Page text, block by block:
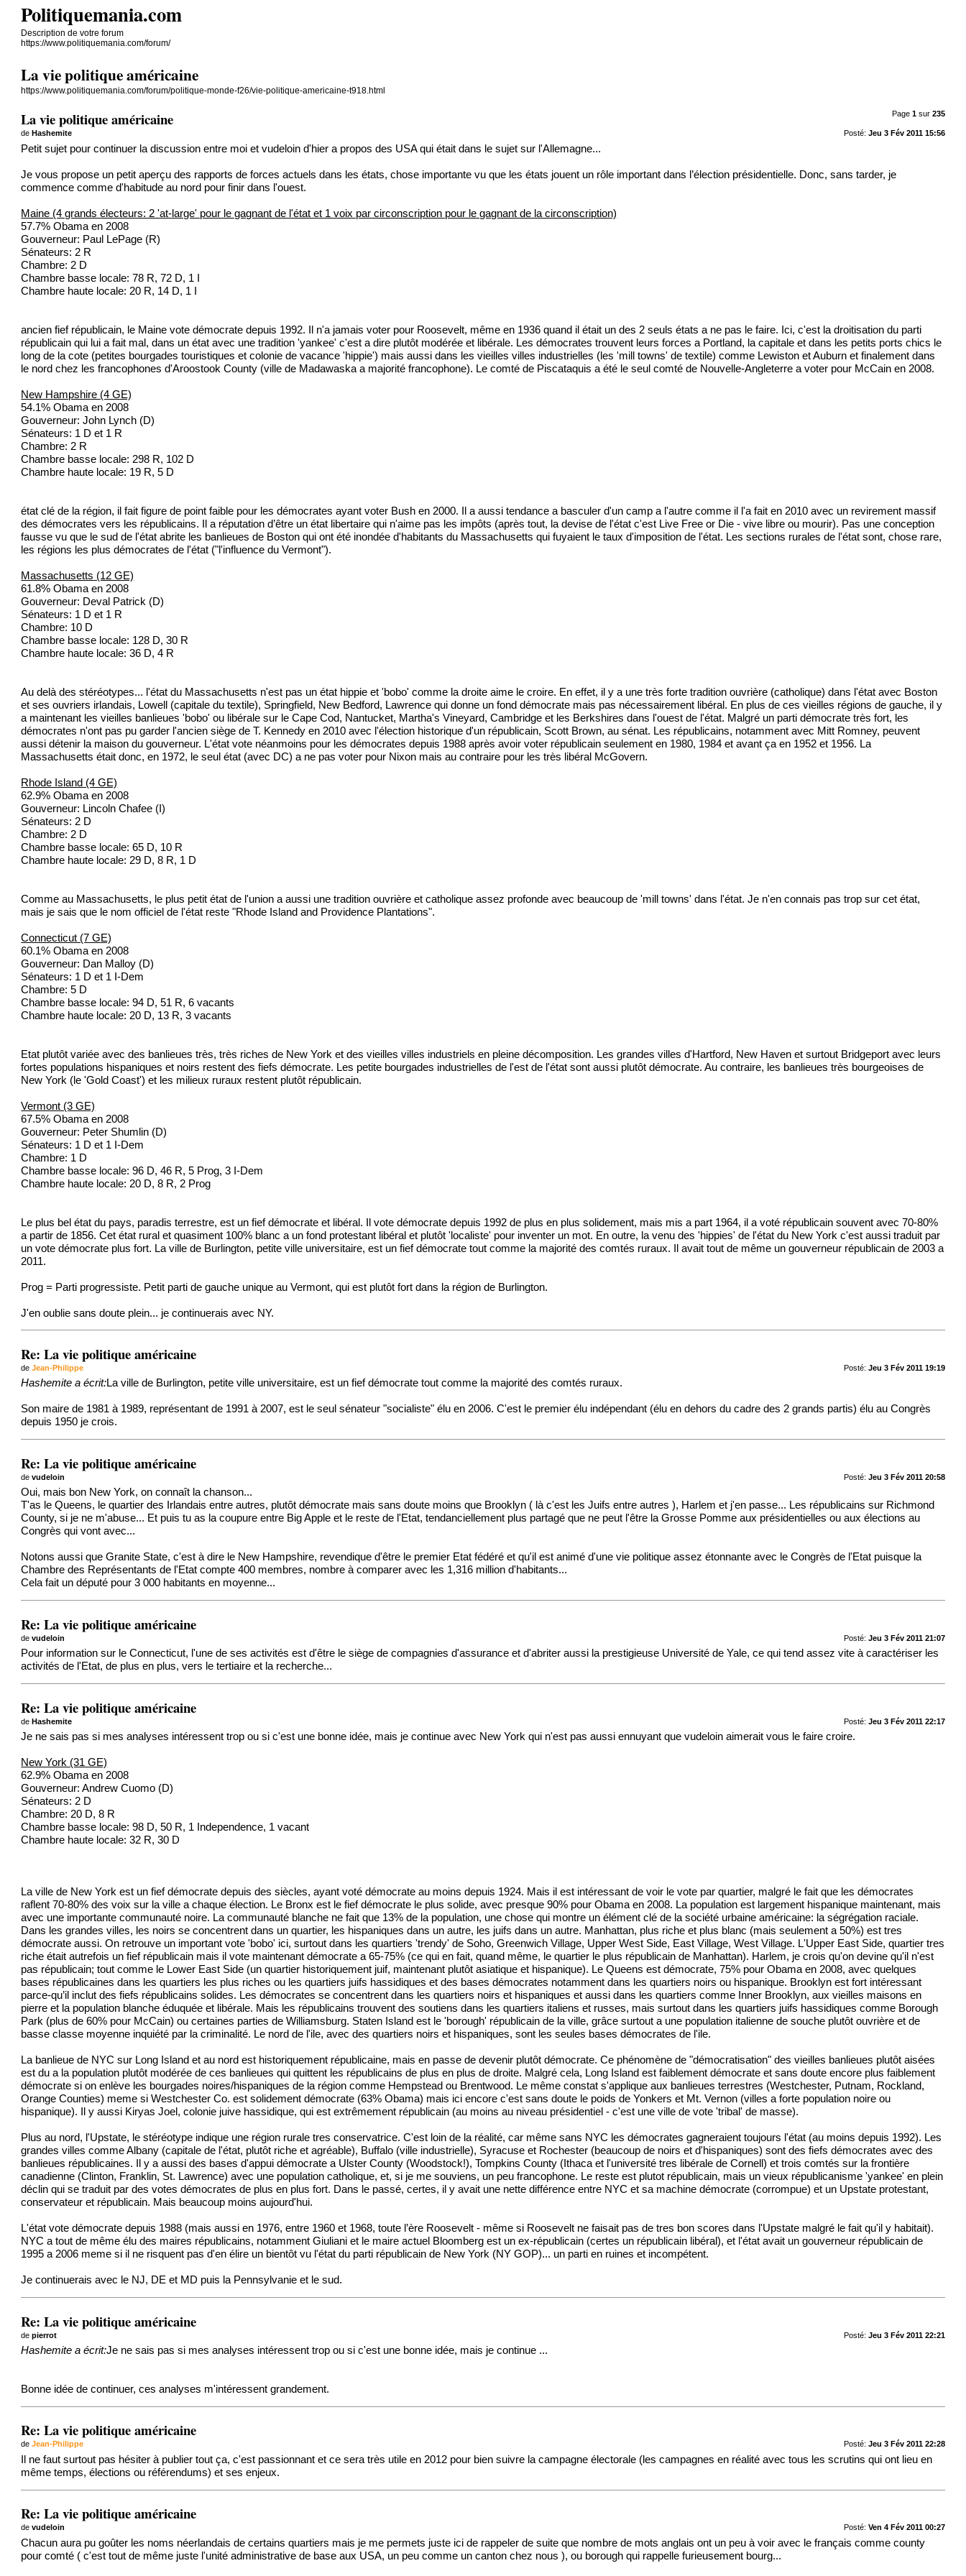
Politiquemania.com
Description de votre forum
https://www.politiquemania.com/forum/
La vie politique américaine
https://www.politiquemania.com/forum/politique-monde-f26/vie-politique-americaine-t918.html
Page 1sur 235
La vie politique américaine
Posté: Jeu 3 Fév 2011 15:56
deHashemite
Petit sujet pour continuer la discussion entre moi et vudeloin d'hier a propos des USA qui était dans le sujet sur l'Allemagne...
Je vous propose un petit aperçu des rapports de forces actuels dans les états, chose importante vu que les états jouent un rôle important dans l’élection présidentielle. Donc, sans tarder, je
commence comme d'habitude au nord pour finir dans l'ouest.
Maine (4 grands électeurs: 2 'at-large' pour le gagnant de l'état et 1 voix par circonscription pour le gagnant de la circonscription)
57.7% Obama en 2008
Gouverneur: Paul LePage (R)
Sénateurs: 2 R
Chambre: 2 D
Chambre basse locale: 78 R, 72 D, 1 I
Chambre haute locale: 20 R, 14 D, 1 I
ancien fief républicain, le Maine vote démocrate depuis 1992. Il n'a jamais voter pour Roosevelt, même en 1936 quand il était un des 2 seuls états a ne pas le faire. Ici, c'est la droitisation du parti
républicain qui lui a fait mal, dans un état avec une tradition 'yankee' c'est a dire plutôt modérée et libérale. Les démocrates trouvent leurs forces a Portland, la capitale et dans les petits ports chics le
long de la cote (petites bourgades touristiques et colonie de vacance 'hippie') mais aussi dans les vieilles villes industrielles (les 'mill towns' de textile) comme Lewiston et Auburn et finalement dans
le nord chez les francophones d'Aroostook County (ville de Madawaska a majorité francophone). Le comté de Piscataquis a été le seul comté de Nouvelle-Angleterre a voter pour McCain en 2008.
New Hampshire (4 GE)
54.1% Obama en 2008
Gouverneur: John Lynch (D)
Sénateurs: 1 D et 1 R
Chambre: 2 R
Chambre basse locale: 298 R, 102 D
Chambre haute locale: 19 R, 5 D
état clé de la région, il fait figure de point faible pour les démocrates ayant voter Bush en 2000. Il a aussi tendance a basculer d'un camp a l'autre comme il l'a fait en 2010 avec un revirement massif
des démocrates vers les républicains. Il a réputation d’être un état libertaire qui n'aime pas les impôts (après tout, la devise de l'état c'est Live Free or Die - vive libre ou mourir). Pas une conception
fausse vu que le sud de l'état abrite les banlieues de Boston qui ont été inondée d'habitants du Massachusetts qui fuyaient le taux d'imposition de l'état. Les sections rurales de l'état sont, chose rare,
les régions les plus démocrates de l'état ("l'influence du Vermont").
Massachusetts (12 GE)
61.8% Obama en 2008
Gouverneur: Deval Patrick (D)
Sénateurs: 1 D et 1 R
Chambre: 10 D
Chambre basse locale: 128 D, 30 R
Chambre haute locale: 36 D, 4 R
Au delà des stéréotypes... l'état du Massachusetts n'est pas un état hippie et 'bobo' comme la droite aime le croire. En effet, il y a une très forte tradition ouvrière (catholique) dans l'état avec Boston
et ses ouvriers irlandais, Lowell (capitale du textile), Springfield, New Bedford, Lawrence qui donne un fond démocrate mais pas nécessairement libéral. En plus de ces vieilles régions de gauche, il y
a maintenant les vieilles banlieues 'bobo' ou libérale sur le Cape Cod, Nantucket, Martha's Vineyard, Cambridge et les Berkshires dans l'ouest de l'état. Malgré un parti démocrate très fort, les
démocrates n'ont pas pu garder l'ancien siège de T. Kennedy en 2010 avec l'élection historique d'un républicain, Scott Brown, au sénat. Les républicains, notamment avec Mitt Romney, peuvent
aussi détenir la maison du gouverneur. L'état vote néanmoins pour les démocrates depuis 1988 après avoir voter républicain seulement en 1980, 1984 et avant ça en 1952 et 1956. La
Massachusetts était donc, en 1972, le seul état (avec DC) a ne pas voter pour Nixon mais au contraire pour les très libéral McGovern.
Rhode Island (4 GE)
62.9% Obama en 2008
Gouverneur: Lincoln Chafee (I)
Sénateurs: 2 D
Chambre: 2 D
Chambre basse locale: 65 D, 10 R
Chambre haute locale: 29 D, 8 R, 1 D
Comme au Massachusetts, le plus petit état de l'union a aussi une tradition ouvrière et catholique assez profonde avec beaucoup de 'mill towns' dans l'état. Je n'en connais pas trop sur cet état,
mais je sais que le nom officiel de l'état reste "Rhode Island and Providence Plantations".
Connecticut (7 GE)
60.1% Obama en 2008
Gouverneur: Dan Malloy (D)
Sénateurs: 1 D et 1 I-Dem
Chambre: 5 D
Chambre basse locale: 94 D, 51 R, 6 vacants
Chambre haute locale: 20 D, 13 R, 3 vacants
Etat plutôt variée avec des banlieues très, très riches de New York et des vieilles villes industriels en pleine décomposition. Les grandes villes d'Hartford, New Haven et surtout Bridgeport avec leurs
fortes populations hispaniques et noirs restent des fiefs démocrate. Les petite bourgades industrielles de l'est de l'état sont aussi plutôt démocrate. Au contraire, les banlieues très bourgeoises de
New York (le 'Gold Coast') et les milieux ruraux restent plutôt républicain.
Vermont (3 GE)
67.5% Obama en 2008
Gouverneur: Peter Shumlin (D)
Sénateurs: 1 D et 1 I-Dem
Chambre: 1 D
Chambre basse locale: 96 D, 46 R, 5 Prog, 3 I-Dem
Chambre haute locale: 20 D, 8 R, 2 Prog
Le plus bel état du pays, paradis terrestre, est un fief démocrate et libéral. Il vote démocrate depuis 1992 de plus en plus solidement, mais mis a part 1964, il a voté républicain souvent avec 70-80%
a partir de 1856. Cet état rural et quasiment 100% blanc a un fond protestant libéral et plutôt 'localiste' pour inventer un mot. En outre, la venu des 'hippies' de l'état du New York c'est aussi traduit par
un vote démocrate plus fort. La ville de Burlington, petite ville universitaire, est un fief démocrate tout comme la majorité des comtés ruraux. Il avait tout de même un gouverneur républicain de 2003 a
2011.
Prog = Parti progressiste. Petit parti de gauche unique au Vermont, qui est plutôt fort dans la région de Burlington.
J'en oublie sans doute plein... je continuerais avec NY.
Re: La vie politique américaine
Posté: Jeu 3 Fév 2011 19:19
deJean-Philippe
Hashemite a écrit:La ville de Burlington, petite ville universitaire, est un fief démocrate tout comme la majorité des comtés ruraux.
Son maire de 1981 à 1989, représentant de 1991 à 2007, est le seul sénateur "socialiste" élu en 2006. C'est le premier élu indépendant (élu en dehors du cadre des 2 grands partis) élu au Congrès
depuis 1950 je crois.
Re: La vie politique américaine
Posté: Jeu 3 Fév 2011 20:58
devudeloin
Oui, mais bon New York, on connaît la chanson...
T'as le Queens, le quartier des Irlandais entre autres, plutôt démocrate mais sans doute moins que Brooklyn ( là c'est les Juifs entre autres ), Harlem et j'en passe... Les républicains sur Richmond
County, si je ne m'abuse... Et puis tu as la coupure entre Big Apple et le reste de l'Etat, tendanciellement plus partagé que ne peut l'être la Grosse Pomme aux présidentielles ou aux élections au
Congrès qui vont avec...
Notons aussi que Granite State, c'est à dire le New Hampshire, revendique d'être le premier Etat fédéré et qu'il est animé d'une vie politique assez étonnante avec le Congrès de l'Etat puisque la
Chambre des Représentants de l'Etat compte 400 membres, nombre à comparer avec les 1,316 million d'habitants...
Cela fait un député pour 3 000 habitants en moyenne...
Re: La vie politique américaine
Posté: Jeu 3 Fév 2011 21:07
devudeloin
Pour information sur le Connecticut, l'une de ses activités est d'être le siège de compagnies d'assurance et d'abriter aussi la prestigieuse Université de Yale, ce qui tend assez vite à caractériser les
activités de l'Etat, de plus en plus, vers le tertiaire et la recherche...
Re: La vie politique américaine
Posté: Jeu 3 Fév 2011 22:17
deHashemite
Je ne sais pas si mes analyses intéressent trop ou si c'est une bonne idée, mais je continue avec New York qui n'est pas aussi ennuyant que vudeloin aimerait vous le faire croire.
New York (31 GE)
62.9% Obama en 2008
Gouverneur: Andrew Cuomo (D)
Sénateurs: 2 D
Chambre: 20 D, 8 R
Chambre basse locale: 98 D, 50 R, 1 Independence, 1 vacant
Chambre haute locale: 32 R, 30 D
La ville de New York est un fief démocrate depuis des siècles, ayant voté démocrate au moins depuis 1924. Mais il est intéressant de voir le vote par quartier, malgré le fait que les démocrates
raflent 70-80% des voix sur la ville a chaque élection. Le Bronx est le fief démocrate le plus solide, avec presque 90% pour Obama en 2008. La population est largement hispanique maintenant, mais
avec une importante communauté noire. La communauté blanche ne fait que 13% de la population, une chose qui montre un élément clé de la société urbaine américaine: la ségrégation raciale.
Dans les grandes villes, les noirs se concentrent dans un quartier, les hispaniques dans un autre, les juifs dans un autre. Manhattan, plus riche et plus blanc (mais seulement a 50%) est tres
démocrate aussi. On retrouve un important vote 'bobo' ici, surtout dans les quartiers 'trendy' de Soho, Greenwich Village, Upper West Side, East Village, West Village. L'Upper East Side, quartier tres
riche était autrefois un fief républicain mais il vote maintenant démocrate a 65-75% (ce qui en fait, quand même, le quartier le plus républicain de Manhattan). Harlem, je crois qu'on devine qu'il n'est
pas républicain; tout comme le Lower East Side (un quartier historiquement juif, maintenant plutôt asiatique et hispanique). Le Queens est démocrate, 75% pour Obama en 2008, avec quelques
bases républicaines dans les quartiers les plus riches ou les quartiers juifs hassidiques et des bases démocrates notamment dans les quartiers noirs ou hispanique. Brooklyn est fort intéressant
parce-qu’il inclut des fiefs républicains solides. Les démocrates se concentrent dans les quartiers noirs et hispaniques et aussi dans les quartiers comme Inner Brooklyn, aux vieilles maisons en
pierre et la population blanche éduquée et libérale. Mais les républicains trouvent des soutiens dans les quartiers italiens et russes, mais surtout dans les quartiers juifs hassidiques comme Borough
Park (plus de 60% pour McCain) ou certaines parties de Williamsburg. Staten Island est le 'borough' républicain de la ville, grâce surtout a une population italienne de souche plutôt ouvrière et de
basse classe moyenne inquiété par la criminalité. Le nord de l'ile, avec des quartiers noirs et hispaniques, sont les seules bases démocrates de l'ile.
La banlieue de NYC sur Long Island et au nord est historiquement républicaine, mais en passe de devenir plutôt démocrate. Ce phénomène de "démocratisation" des vieilles banlieues plutôt aisées
est du a la population plutôt modérée de ces banlieues qui quittent les républicains de plus en plus de droite. Malgré cela, Long Island est faiblement démocrate et sans doute encore plus faiblement
démocrate si on enlève les bourgades noires/hispaniques de la région comme Hempstead ou Brentwood. Le même constat s'applique aux banlieues terrestres (Westchester, Putnam, Rockland,
Orange Counties) meme si Westchester Co. est solidement démocrate (63% Obama) mais ici encore c'est sans doute le poids de Yonkers et Mt. Vernon (villes a forte population noire ou
hispanique). Il y aussi Kiryas Joel, colonie juive hassidique, qui est extrêmement républicain (au moins au niveau présidentiel - c'est une ville de vote 'tribal' de masse).
Plus au nord, l'Upstate, le stéréotype indique une région rurale tres conservatrice. C'est loin de la réalité, car même sans NYC les démocrates gagneraient toujours l'état (au moins depuis 1992). Les
grandes villes comme Albany (capitale de l'état, plutôt riche et agréable), Buffalo (ville industrielle), Syracuse et Rochester (beaucoup de noirs et d'hispaniques) sont des fiefs démocrates avec des
banlieues républicaines. Il y a aussi des bases d'appui démocrate a Ulster County (Woodstock!), Tompkins County (Ithaca et l'université tres libérale de Cornell) et trois comtés sur la frontière
canadienne (Clinton, Franklin, St. Lawrence) avec une population catholique, et, si je me souviens, un peu francophone. Le reste est plutot républicain, mais un vieux républicanisme 'yankee' en plein
déclin qui se traduit par des votes démocrates de plus en plus fort. Dans le passé, certes, il y avait une nette différence entre NYC et sa machine démocrate (corrompue) et un Upstate protestant,
conservateur et républicain. Mais beaucoup moins aujourd'hui.
L'état vote démocrate depuis 1988 (mais aussi en 1976, entre 1960 et 1968, toute l’ère Roosevelt - même si Roosevelt ne faisait pas de tres bon scores dans l'Upstate malgré le fait qu'il y habitait).
NYC a tout de même élu des maires républicains, notamment Giuliani et le maire actuel Bloomberg est un ex-républicain (certes un républicain libéral), et l'état avait un gouverneur républicain de
1995 a 2006 meme si il ne risquent pas d'en élire un bientôt vu l'état du parti républicain de New York (NY GOP)... un parti en ruines et incompétent.
Je continuerais avec le NJ, DE et MD puis la Pennsylvanie et le sud.
Re: La vie politique américaine
Posté: Jeu 3 Fév 2011 22:21
depierrot
Hashemite a écrit:Je ne sais pas si mes analyses intéressent trop ou si c'est une bonne idée, mais je continue ...
Bonne idée de continuer, ces analyses m'intéressent grandement.
Re: La vie politique américaine
Posté: Jeu 3 Fév 2011 22:28
deJean-Philippe
Il ne faut surtout pas hésiter à publier tout ça, c'est passionnant et ce sera très utile en 2012 pour bien suivre la campagne électorale (les campagnes en réalité avec tous les scrutins qui ont lieu en
même temps, élections ou référendums) et ses enjeux.
Re: La vie politique américaine
Posté: Ven 4 Fév 2011 00:27
devudeloin
Chacun aura pu goûter les noms néerlandais de certains quartiers mais je me permets juste ici de rappeler de suite que nombre de mots anglais ont un peu à voir avec le français comme county
pour comté ( c'est tout de même juste l'unité administrative de base aux USA, un peu comme un canton chez nous ), ou borough qui rappelle furieusement bourg...